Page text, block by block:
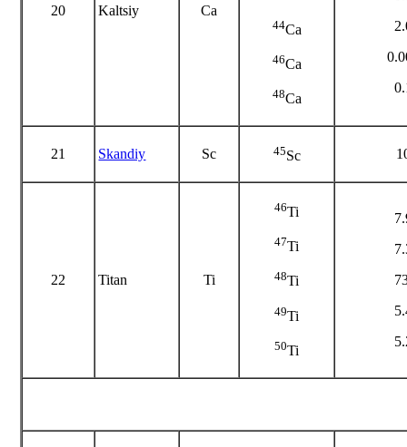
20 Kaltsiy Ca
44Ca
46Ca
48Ca
21 Skandiy Sc 45Sc
22 Titan Ti
46Ti
47Ti
48Ti
49Ti
50Ti